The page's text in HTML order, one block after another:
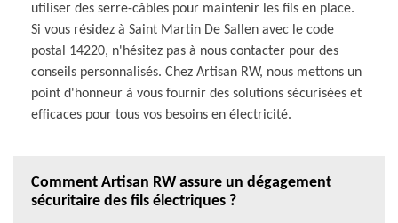
utiliser des serre-câbles pour maintenir les fils en place.
Si vous résidez à Saint Martin De Sallen avec le code
postal 14220, n'hésitez pas à nous contacter pour des
conseils personnalisés. Chez Artisan RW, nous mettons un
point d'honneur à vous fournir des solutions sécurisées et
efficaces pour tous vos besoins en électricité.
Comment Artisan RW assure un dégagement
sécuritaire des fils électriques ?